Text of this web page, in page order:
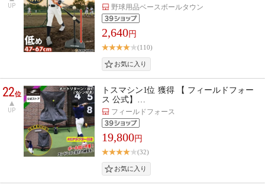
UP 野球用品ベースボールタウン
2,640円
(110)
22位
UP
トスマシン1位 獲得 【 フィールドフォー
ス 公式】…
フィールドフォース
19,800円
(32)